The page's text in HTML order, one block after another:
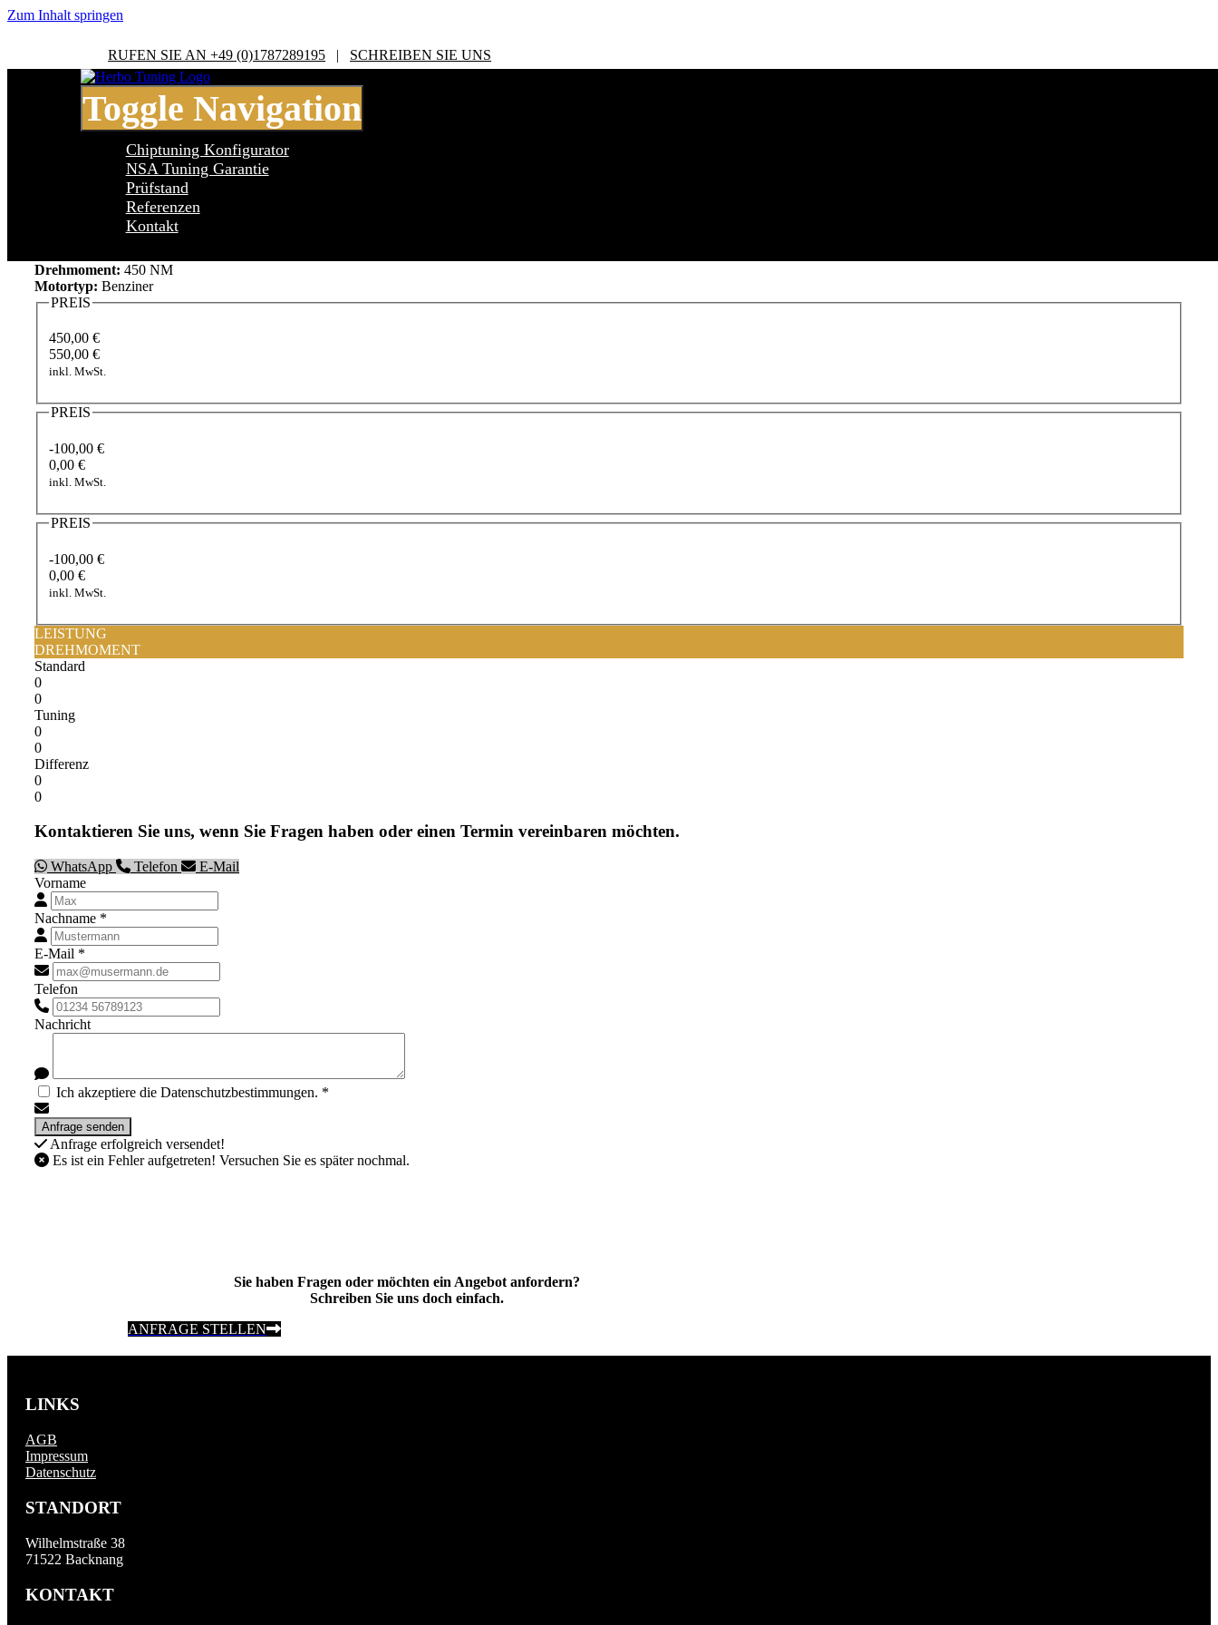
Zum Inhalt springen
RUFEN SIE AN +49 (0)1787289195 | SCHREIBEN SIE UNS
Toggle Navigation
Chiptuning Konfigurator
NSA Tuning Garantie
Prüfstand
Referenzen
Kontakt
BMW 7 Series F01/F02 7 Series 740i
Drehmoment: 450 NM
Motortyp: Benziner
PREIS
450,00 €
550,00 €
inkl. MwSt.
PREIS
-100,00 €
0,00 €
inkl. MwSt.
PREIS
-100,00 €
0,00 €
inkl. MwSt.
LEISTUNG
DREHMOMENT
Standard
0
0
Tuning
0
0
Differenz
0
0
Kontaktieren Sie uns, wenn Sie Fragen haben oder einen Termin vereinbaren möchten.
WhatsApp Telefon
E-Mail
Vorname
Nachname *
E-Mail *
Telefon
Nachricht
Ich akzeptiere die Datenschutzbestimmungen. *
Anfrage erfolgreich versendet!
Es ist ein Fehler aufgetreten! Versuchen Sie es später nochmal.
Sie haben Fragen oder möchten ein Angebot anfordern?
Schreiben Sie uns doch einfach.
ANFRAGE STELLEN
LINKS
AGB
Impressum
Datenschutz
STANDORT
Wilhelmstraße 38
71522 Backnang
KONTAKT